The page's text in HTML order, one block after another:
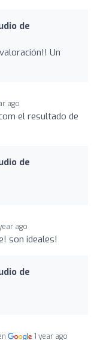
de
Un
ago
el resultado de
de
ago
son ideales!
de
1 year ago